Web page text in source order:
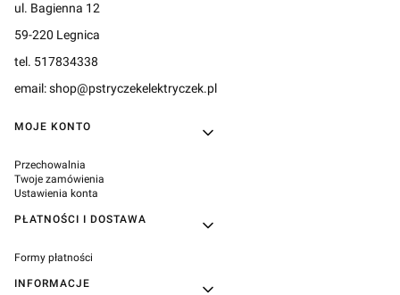
ul. Bagienna 12
59-220 Legnica
tel. 517834338
email: shop@pstryczekelektryczek.pl
Linki w stopce
MOJE KONTO
Przechowalnia
Twoje zamówienia
Ustawienia konta
PŁATNOŚCI I DOSTAWA
Formy płatności
INFORMACJE